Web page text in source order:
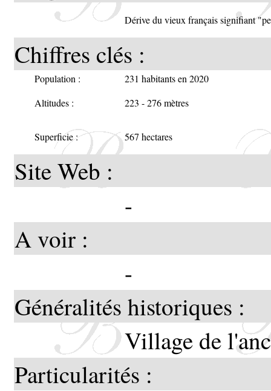
Dérive du vieux français signifiant
Chiffres clés :
Population :
231 habitants en 2020
Altitudes :
223 - 276 mètres
Superficie : 567 hectares
Site Web :
-
A voir :
-
Généralités historiques :
Village de
Particularités :